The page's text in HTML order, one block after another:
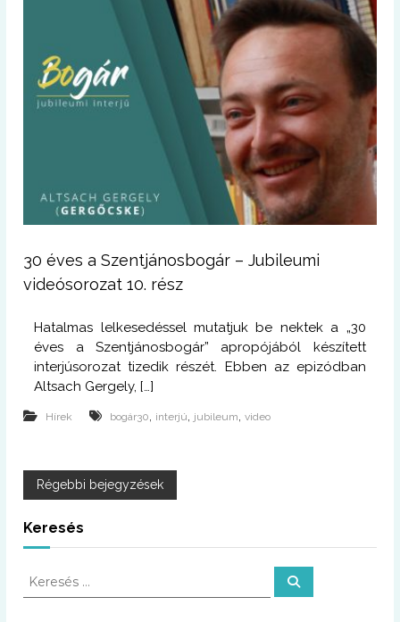
30 éves a Szentjánosbogár – Jubileumi
videósorozat 10. rész
Hatalmas lelkesedéssel mutatjuk be nektek a „30
éves a Szentjánosbogár” apropójából készített
interjúsorozat tizedik részét. Ebben az epizódban
Altsach Gergely, […]
Hírek bogár30, interjú, jubileum,video
B
e
Régebbi bejegyzések
Keresés
K
K